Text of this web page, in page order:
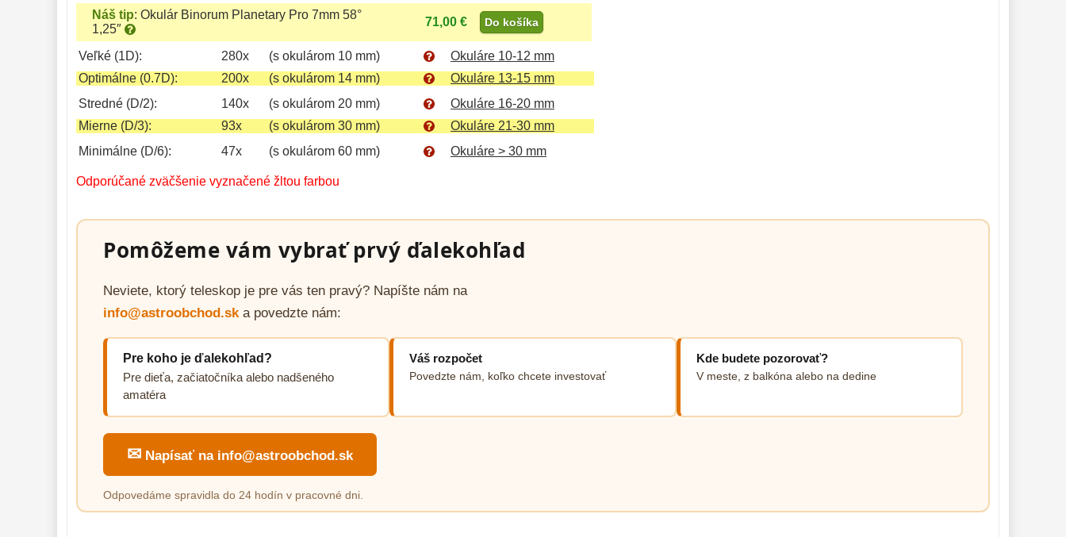
Náš tip: Okulár Binorum Planetary Pro 7mm 58°
1,25″
71,00 € Do košíka
Veľké (1D): 280x (s okulárom 10 mm)
Okuláre 10-12 mm
Optimálne (0.7D):
200x (s okulárom 14 mm)
Okuláre 13-15 mm
Stredné (D/2):
140x (s okulárom 20 mm)
Okuláre 16-20 mm
Mierne (D/3):
93x (s okulárom 30 mm)
Okuláre 21-30 mm
Minimálne (D/6):
47x (s okulárom 60 mm) Okuláre > 30 mm
Odporúčané zväčšenie vyznačené žltou farbou
Pomôžeme vám vybrať prvý ďalekohľad
Neviete, ktorý teleskop je pre vás ten pravý? Napíšte nám na
info@astroobchod.ska povedzte nám:
Pre koho je ďalekohľad?
Pre dieťa, začiatočníka alebo nadšeného
amatéra
Váš rozpočet
Povedzte nám, koľko chcete investovať
Kde budete pozorovať?
V meste, z balkóna alebo na dedine
✉ Napísať na info@astroobchod.sk
Odpovedáme spravidla do 24 hodín v pracovné dni.